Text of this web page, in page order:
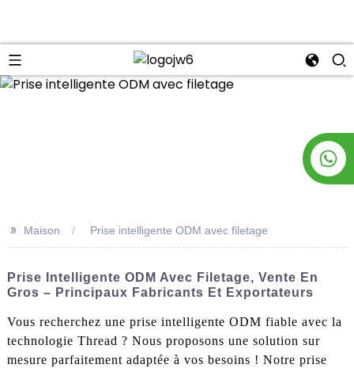
>> Maison Prise intelligente ODM avec filetage
Prise Intelligente ODM Avec Filetage, Vente En
Gros – Principaux Fabricants Et Exportateurs
Vous recherchez une prise intelligente ODM fiable avec la
technologie Thread ? Nous proposons une solution sur
mesure parfaitement adaptée à vos besoins ! Notre prise